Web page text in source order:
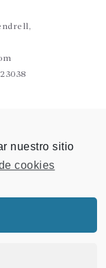
nuestro sitio
cookies
489